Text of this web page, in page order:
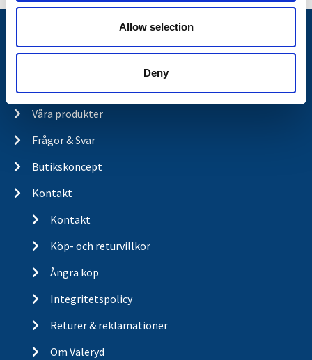
Allow selection
Deny
Våra produkter
Frågor & Svar
Butikskoncept
Kontakt
Kontakt
Köp- och returvillkor
Ångra köp
Integritetspolicy
Returer & reklamationer
Om Valeryd